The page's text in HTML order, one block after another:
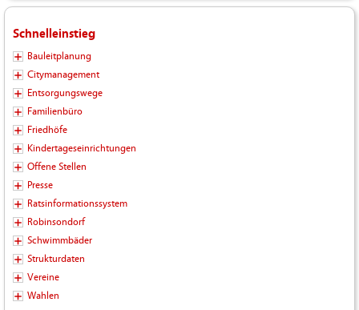
Schnelleinstieg
Bauleitplanung
Citymanagement
Entsorgungswege
Familienbüro
Friedhöfe
Kindertageseinrichtungen
Offene Stellen
Presse
Ratsinformationssystem
Robinsondorf
Schwimmbäder
Strukturdaten
Vereine
Wahlen